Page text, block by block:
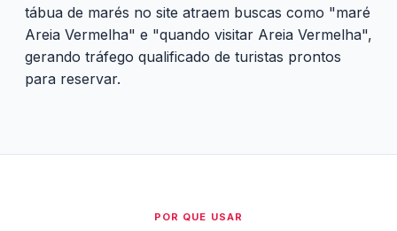
tábua de marés no site atraem buscas como "maré
Areia Vermelha" e "quando visitar Areia Vermelha",
gerando tráfego qualificado de turistas prontos
para reservar.
POR QUE USAR